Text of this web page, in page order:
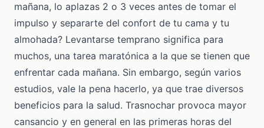
mañana, lo aplazas 2 o 3 veces antes de tomar el
impulso y separarte del confort de tu cama y tu
almohada? Levantarse temprano significa para
muchos, una tarea maratónica a la que se tienen que
enfrentar cada mañana. Sin embargo, según varios
estudios, vale la pena hacerlo, ya que trae diversos
beneficios para la salud. Trasnochar provoca mayor
cansancio y en general en las primeras horas del